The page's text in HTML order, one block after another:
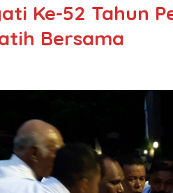
Ke-52 Tahun
Bersama